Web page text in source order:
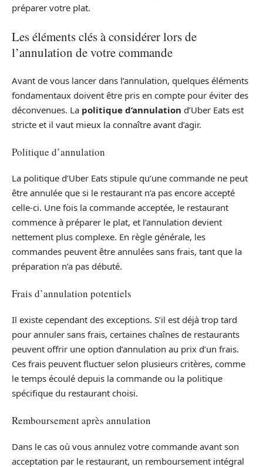
préparer votre plat.
Les éléments clés à considérer lors de
l’annulation de votre commande
Avant de vous lancer dans l’annulation, quelques éléments
fondamentaux doivent être pris en compte pour éviter des
déconvenues. La politique d’annulation d’Uber Eats est
stricte et il vaut mieux la connaître avant d’agir.
Politique d’annulation
La politique d’Uber Eats stipule qu’une commande ne peut
être annulée que si le restaurant n’a pas encore accepté
celle-ci. Une fois la commande acceptée, le restaurant
commence à préparer le plat, et l’annulation devient
nettement plus complexe. En règle générale, les
commandes peuvent être annulées sans frais, tant que la
préparation n’a pas débuté.
Frais d’annulation potentiels
Il existe cependant des exceptions. S’il est déjà trop tard
pour annuler sans frais, certaines chaînes de restaurants
peuvent offrir une option d’annulation au prix d’un frais.
Ces frais peuvent fluctuer selon plusieurs critères, comme
le temps écoulé depuis la commande ou la politique
spécifique du restaurant choisi.
Remboursement après annulation
Dans le cas où vous annulez votre commande avant son
acceptation par le restaurant, un remboursement intégral